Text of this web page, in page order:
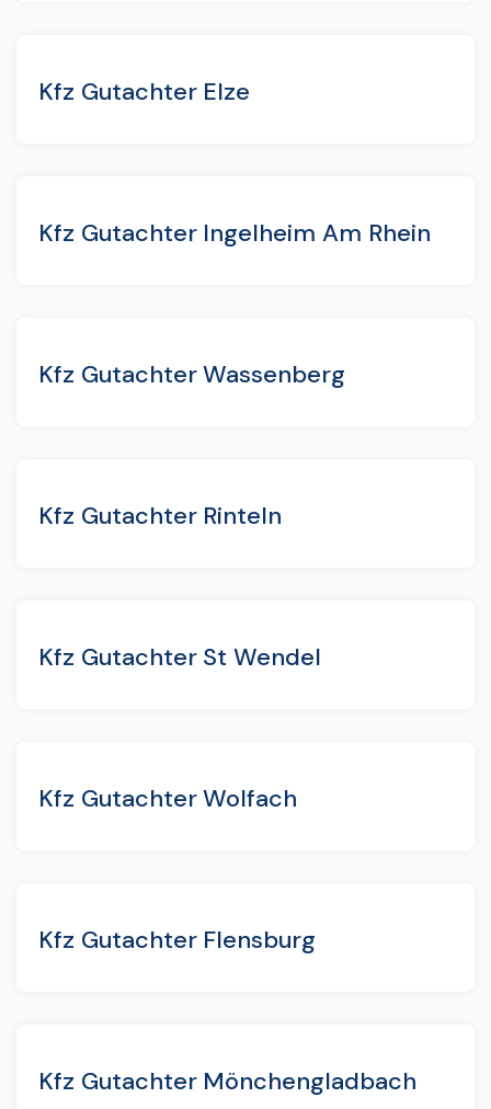
Kfz Gutachter Elze
Kfz Gutachter Ingelheim Am Rhein
Kfz Gutachter Wassenberg
Kfz Gutachter Rinteln
Kfz Gutachter St Wendel
Kfz Gutachter Wolfach
Kfz Gutachter Flensburg
Kfz Gutachter Mönchengladbach